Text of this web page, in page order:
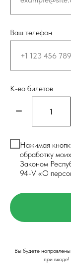
Ваш телефон
К-во билетов
Нажимая
обработку
Законом
94-V «О
Вы будете
при